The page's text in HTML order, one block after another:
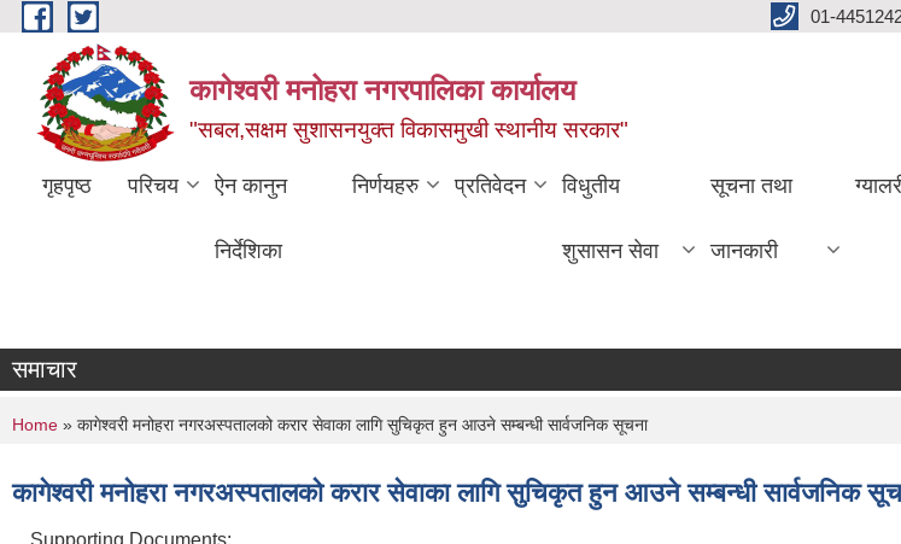
Skip to main content 01-
कागेश्वरी मनोहरा नगरपालिका कार्यालय
"सबल,सक्षम सुशासनयुक्त विकासमुखी स्थानीय सरकार"
गृहपृष्ठ परिचय ऐन कानुन
निर्देशिका
निर्णयहरु प्रतिवेदन विधुतीय
शुसासन सेवा
सूचना तथा
जानकारी
समाचार
You are here
Home » कागेश्वरी मनोहरा नगरअस्पतालको करार सेवाका लागि सुचिकृत हुन आउने सम्बन्धी सार्वजनिक सूचना
कागेश्वरी मनोहरा नगरअस्पतालको करार सेवाका लागि सुचिकृत हुन आउने सम्बन्धी सार्वजनिक
Supporting Documents: